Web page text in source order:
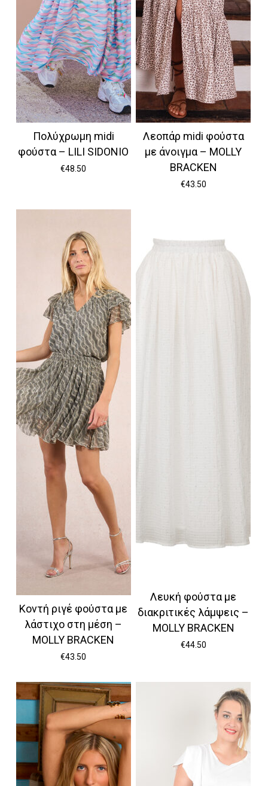
Πολύχρωμη midi
φούστα – LILI SIDONIO
€48.50
Λεοπάρ midi φούστα
με άνοιγμα – MOLLY
BRACKEN
€43.50
Κοντή ριγέ φούστα με
λάστιχο στη μέση –
MOLLY BRACKEN
€43.50
Λευκή φούστα με
διακριτικές λάμψεις –
MOLLY BRACKEN
€44.50